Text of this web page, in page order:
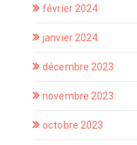
février 2024
janvier 2024
décembre 2023
novembre 2023
octobre 2023